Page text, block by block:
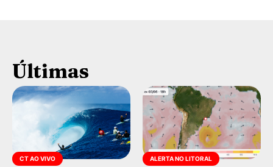
Últimas
CT AO VIVO ALERTA NO LITORAL